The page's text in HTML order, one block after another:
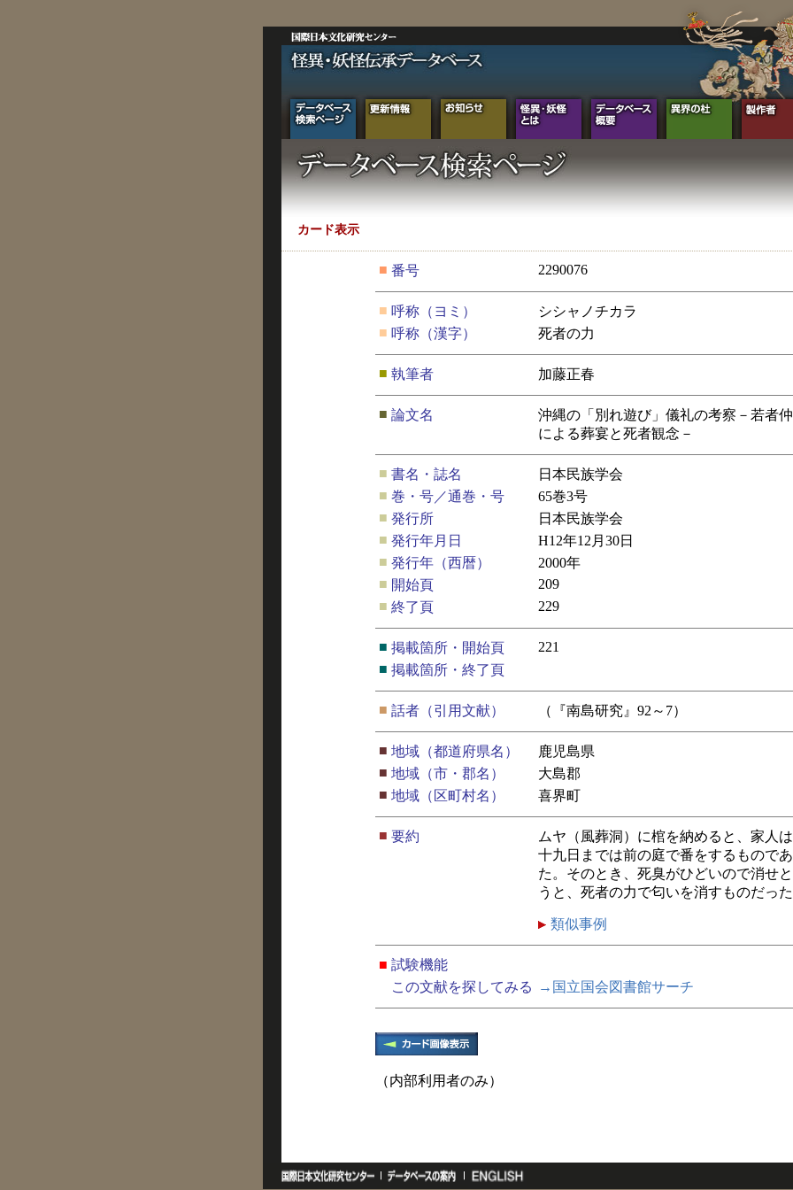
カード表示
■ 番号 2290076
■ 呼称（ヨミ）
シシャノチカラ
■ 呼称（漢字） 死者の力
■ 執筆者 加藤正春
■ 論文名
沖縄の「別れ遊び」儀礼の考察－若者
による葬宴と死者観念－
■ 書名・誌名
日本民族学会
■ 巻・号／通巻・号
65巻3号
■ 発行所
日本民族学会
■ 発行年月日
H12年12月30日
■ 発行年（西暦）
2000年
■ 開始頁
209
■ 終了頁 229
■ 掲載箇所・開始頁
221
■ 掲載箇所・終了頁
■ 話者（引用文献） （『南島研究』92～7）
■ 地域（都道府県名）
鹿児島県
■ 地域（市・郡名）
大島郡
■ 地域（区町村名） 喜界町
■ 要約
ムヤ（風葬洞）に棺を納めると、家人
十九日までは前の庭で番をするもので
た。そのとき、死臭がひどいので消せ
うと、死者の力で匂いを消すものだっ
類似事例
■ 試験機能
この文献を探してみる
→国立国会図書館サーチ
（内部利用者のみ）